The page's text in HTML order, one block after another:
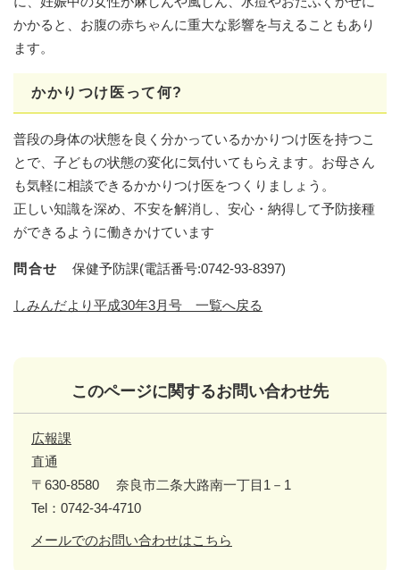
かかると、お腹の赤ちゃんに重大な影響を与えることもあり
ます。
かかりつけ医って何?
普段の身体の状態を良く分かっているかかりつけ医を持つこ
とで、子どもの状態の変化に気付いてもらえます。お母さん
も気軽に相談できるかかりつけ医をつくりましょう。
正しい知識を深め、不安を解消し、安心・納得して予防接種
ができるように働きかけています
問合せ 保健予防課(電話番号:0742-93-8397)
しみんだより平成30年3月号 一覧へ戻る
このページに関するお問い合わせ先
広報課
直通
〒630-8580
奈良市二条大路南一丁目1－1
Tel：0742-34-4710
メールでのお問い合わせはこちら